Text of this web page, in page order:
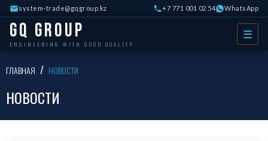
system-trade@gqgroup.kz +7 771 001 02 54 WhatsApp
GQ Group
ENGINEERING WITH GOOD QUALITY
☰
ГЛАВНАЯ НОВОСТИ
НОВОСТИ